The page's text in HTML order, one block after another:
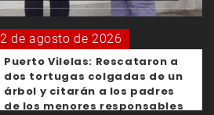
2 de agosto de 2026
Puerto Vilelas: Rescataron a
dos tortugas colgadas de un
árbol y citarán a los padres
de los menores responsables